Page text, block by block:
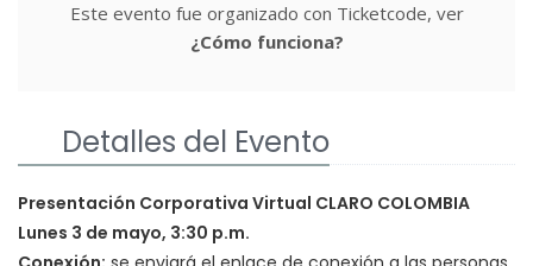
Este evento fue organizado con Ticketcode, ver
¿Cómo funciona?
Detalles del Evento
Presentación Corporativa Virtual CLARO COLOMBIA
Lunes 3 de mayo, 3:30 p.m.